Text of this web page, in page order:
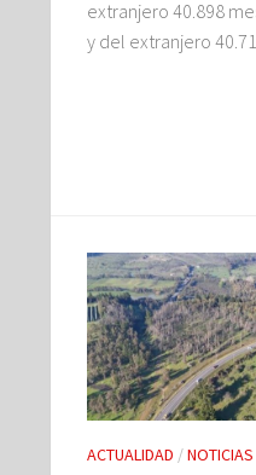
extranjero 40.898
y del extranjero
ACTUALIDAD /NOTICIAS